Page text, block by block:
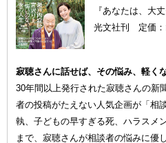
『あなたは、大
光文社刊 定価：
寂聴さんに話せば、その悩み、軽く
30年間以上発行された寂聴さんの新
者の投稿がたえない人気企画が「相
執、子どもの早すぎる死、ハラスメ
まで、寂聴さんが相談者の悩みに優